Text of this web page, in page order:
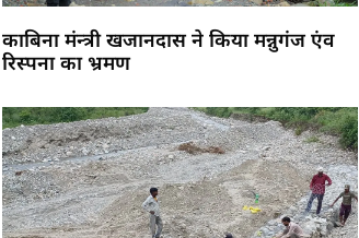
काबिना मंन्त्री खजानदास ने किया मन्नुगंज एंव
रिस्पना का भ्रमण